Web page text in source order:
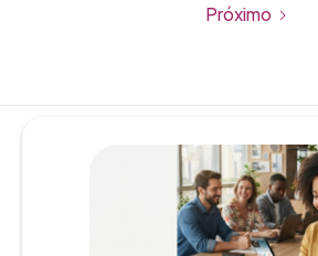
Próximo